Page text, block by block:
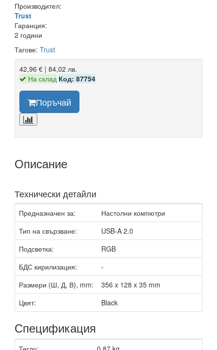
Производител:
Trust
Гаранция:
2 години
Тагове: Trust
42,96 € | 84,02 лв.
На склад Код: 87754
Поръчай
Описание
Технически детайли
Предназначен за:
Настолни компютри
Тип на свързване:
USB-A 2.0
Подсветка:
RGB
БДС кирилизация:
-
Размери (Ш, Д, В), mm:
356 x 128 x 35 mm
Цвят:
Black
Спецификация